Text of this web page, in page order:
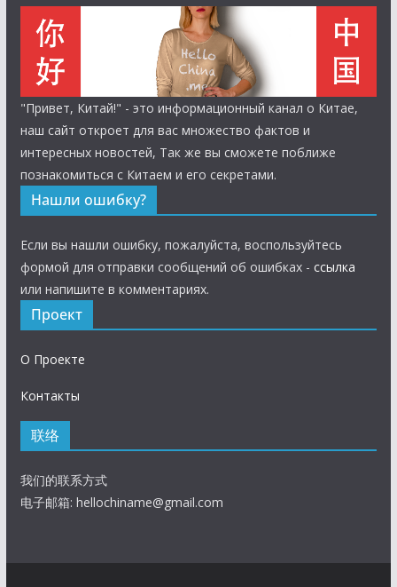
"Привет, Китай!" - это информационный канал о Китае,
наш сайт откроет для вас множество фактов и
интересных новостей, Так же вы сможете поближе
познакомиться с Китаем и его секретами.
Нашли ошибку?
Если вы нашли ошибку, пожалуйста, воспользуйтесь
формой для отправки сообщений об ошибках - ссылка
или напишите в комментариях.
Проект
О Проекте
Контакты
联络
我们的联系方式
电子邮箱: hellochiname@gmail.com